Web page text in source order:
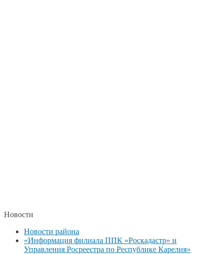
Новости
Новости района
«Информация филиала ППК «Роскадастр» и
Управления Росреестра по Республике Карелия»